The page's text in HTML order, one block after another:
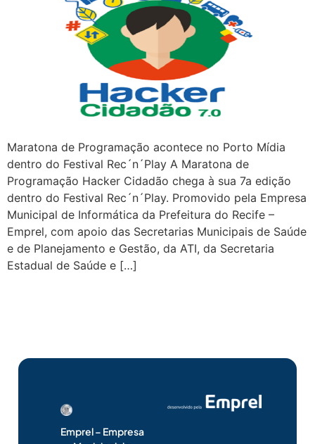
Maratona de Programação acontece no Porto Mídia
dentro do Festival Rec´n´Play A Maratona de
Programação Hacker Cidadão chega à sua 7a edição
dentro do Festival Rec´n´Play. Promovido pela Empresa
Municipal de Informática da Prefeitura do Recife –
Emprel, com apoio das Secretarias Municipais de Saúde
e de Planejamento e Gestão, da ATI, da Secretaria
Estadual de Saúde e […]
Emprel – Empresa